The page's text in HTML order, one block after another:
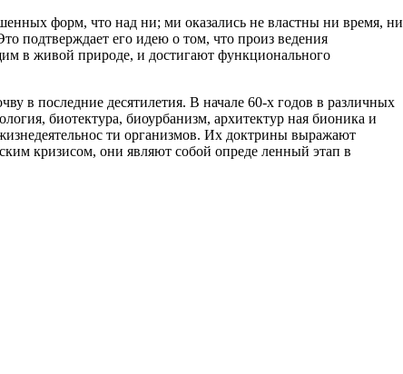
форм, что над ни; ми оказались не властны ни время, ни
подтверждает его идею о том, что произ­ ведения
в живой природе, и достигают функционального
в последние десятилетия. В начале 60-х годов в различных
биотектура, биоурбанизм, архитектур­ ная бионика и
ти организмов. Их доктрины выражают
кризисом, они являют собой опреде­ ленный этап в